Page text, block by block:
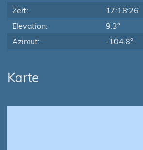
Zeit:
17:18:26
Elevation:
9.3°
Azimut:
-104.8°
Karte